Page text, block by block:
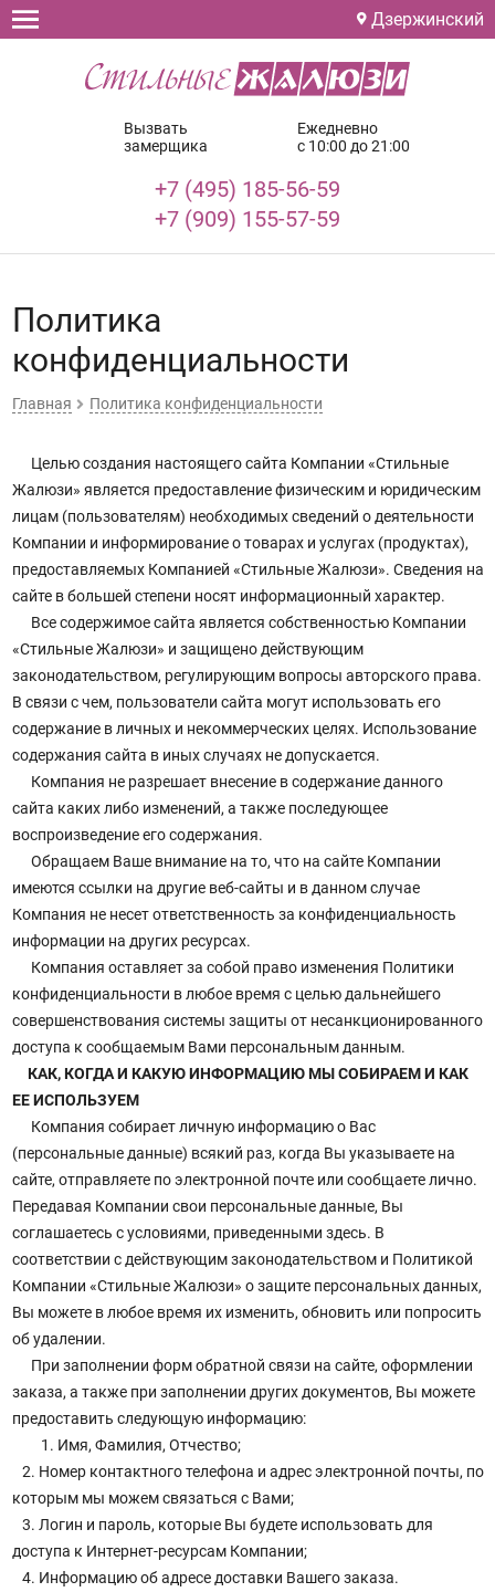
Дзержинский
Вызвать
замерщика
Ежедневно
с 10:00 до 21:00
+7 (495) 185-56-59
+7 (909) 155-57-59
Политика
конфиденциальности
Главная Политика конфиденциальности
Целью создания настоящего сайта Компании «Стильные
Жалюзи» является предоставление физическим и юридическим
лицам (пользователям) необходимых сведений о деятельности
Компании и информирование о товарах и услугах (продуктах),
предоставляемых Компанией «Стильные Жалюзи». Сведения на
сайте в большей степени носят информационный характер.
Все содержимое сайта является собственностью Компании
«Стильные Жалюзи» и защищено действующим
законодательством, регулирующим вопросы авторского права.
В связи с чем, пользователи сайта могут использовать его
содержание в личных и некоммерческих целях. Использование
содержания сайта в иных случаях не допускается.
Компания не разрешает внесение в содержание данного
сайта каких либо изменений, а также последующее
воспроизведение его содержания.
Обращаем Ваше внимание на то, что на сайте Компании
имеются ссылки на другие веб-сайты и в данном случае
Компания не несет ответственность за конфиденциальность
информации на других ресурсах.
Компания оставляет за собой право изменения Политики
конфиденциальности в любое время с целью дальнейшего
совершенствования системы защиты от несанкционированного
доступа к сообщаемым Вами персональным данным.
КАК, КОГДА И КАКУЮ ИНФОРМАЦИЮ МЫ СОБИРАЕМ И КАК
ЕЕ ИСПОЛЬЗУЕМ
Компания собирает личную информацию о Вас
(персональные данные) всякий раз, когда Вы указываете на
сайте, отправляете по электронной почте или сообщаете лично.
Передавая Компании свои персональные данные, Вы
соглашаетесь с условиями, приведенными здесь. В
соответствии с действующим законодательством и Политикой
Компании «Стильные Жалюзи» о защите персональных данных,
Вы можете в любое время их изменить, обновить или попросить
об удалении.
При заполнении форм обратной связи на сайте, оформлении
заказа, а также при заполнении других документов, Вы можете
предоставить следующую информацию:
1. Имя, Фамилия, Отчество;
2. Номер контактного телефона и адрес электронной почты, по
которым мы можем связаться с Вами;
3. Логин и пароль, которые Вы будете использовать для
доступа к Интернет-ресурсам Компании;
4. Информацию об адресе доставки Вашего заказа.